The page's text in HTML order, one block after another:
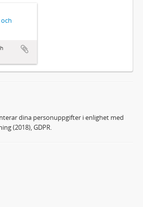
dina personuppgifter i enlighet med
(2018), GDPR.